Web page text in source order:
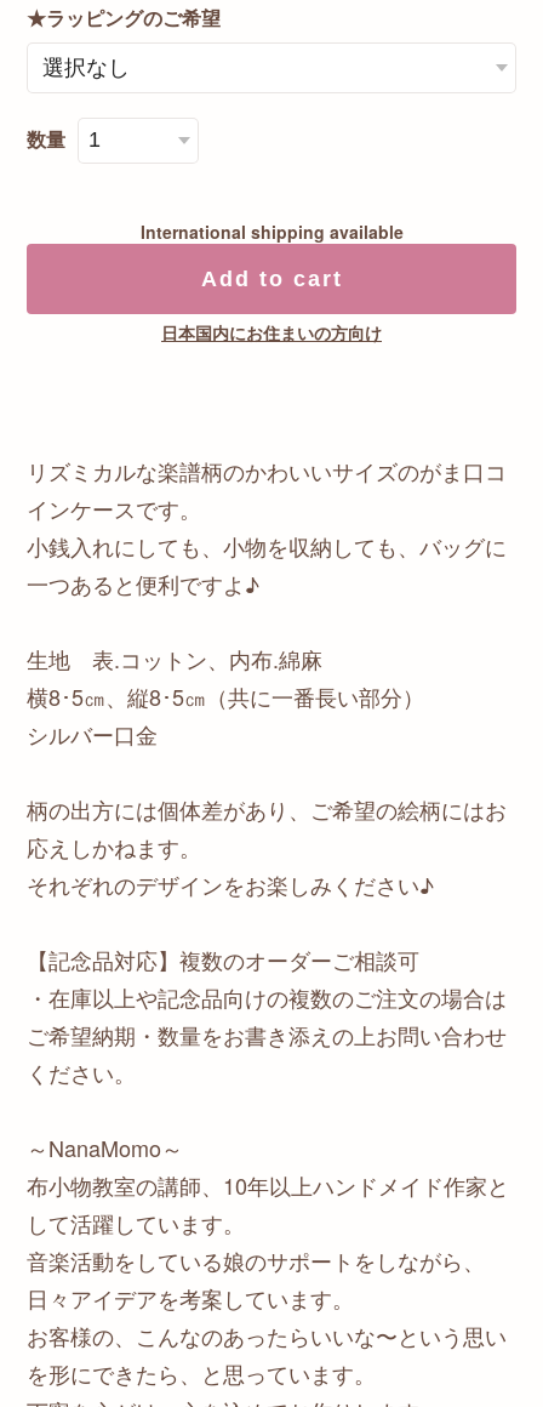
★ラッピングのご希望
数量
International shipping available
Add to cart
日本国内にお住まいの方向け
リズミカルな楽譜柄のかわいいサイズのがま口コ
インケースです。
小銭入れにしても、小物を収納しても、バッグに
一つあると便利ですよ♪
生地 表.コットン、内布.綿麻
横8･5㎝、縦8･5㎝（共に一番長い部分）
シルバー口金
柄の出方には個体差があり、ご希望の絵柄にはお
応えしかねます。
それぞれのデザインをお楽しみください♪
【記念品対応】複数のオーダーご相談可
・在庫以上や記念品向けの複数のご注文の場合は
ご希望納期・数量をお書き添えの上お問い合わせ
ください。
～NanaMomo～
布小物教室の講師、10年以上ハンドメイド作家と
して活躍しています。
音楽活動をしている娘のサポートをしながら、
日々アイデアを考案しています。
お客様の、こんなのあったらいいな〜という思い
を形にできたら、と思っています。